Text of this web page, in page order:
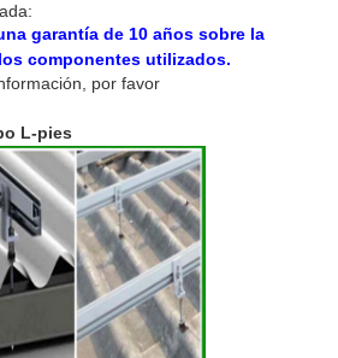
garantía de 10 años sobre la
componentes utilizados.
por favor
L-pies